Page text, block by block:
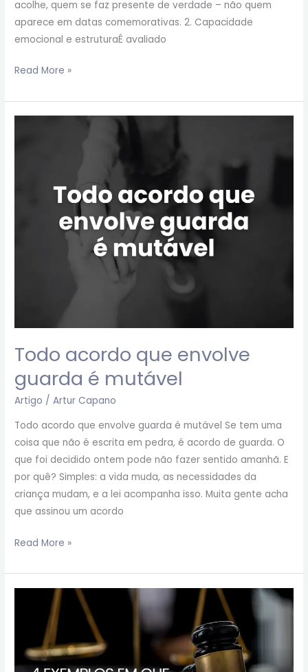
acolhe, quem se faz presente de verdade – não quem
aparece em datas comemorativas. 2. Capacidade
emocional e estruturaÉ avaliado
Read More »
Todo acordo que envolve
guarda é mutável
Artigo /Artur Capano
Todo acordo que envolve guarda é mutável Se tem uma
coisa que não é escrita em pedra, é acordo de guarda. O
que foi decidido ontem pode não fazer sentido amanhã. E
por quê? Simples: a vida muda, as necessidades da
criança mudam, e a lei acompanha isso. Muita gente acha
que assinou um acordo
Read More »
Exemplos
que
contratar